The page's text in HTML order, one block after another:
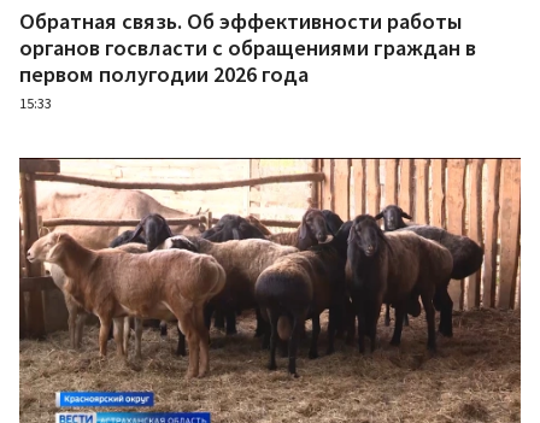
Обратная связь. Об эффективности работы
органов госвласти с обращениями граждан в
первом полугодии 2026 года
15:33